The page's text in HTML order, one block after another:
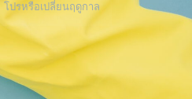
โปรหรือเปลี่ยนฤดูกาล